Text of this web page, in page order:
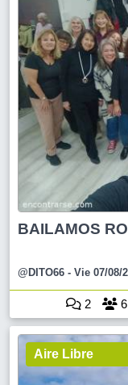
BAILAMOS
@DITO66 - Vie 07/08/
2 6
Aire Libre